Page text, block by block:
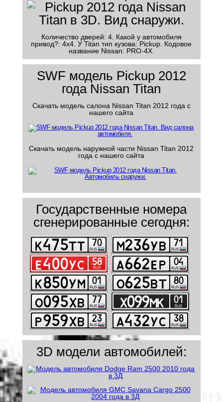
Количество дверей: 4. Какой у автомобиля
привод?: 4x4. У Titan тип кузова: Pickup. Кодовое
название Nissan: PRO-4X.
SWF модель Pickup 2012
года Nissan Titan
Скачать модель салона Nissan Titan 2012 года с
нашего сайта
Скачать модель наружной части Nissan Titan 2012
года с нашего сайта
Государственные номера
сгенерированные сегодня:
3D модели автомобилей: